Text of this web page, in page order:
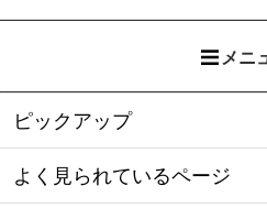
メニ
ピックアップ
よく見られているページ